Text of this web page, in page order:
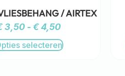
/ AIRTEX
3,50 - €4,50
selecteren